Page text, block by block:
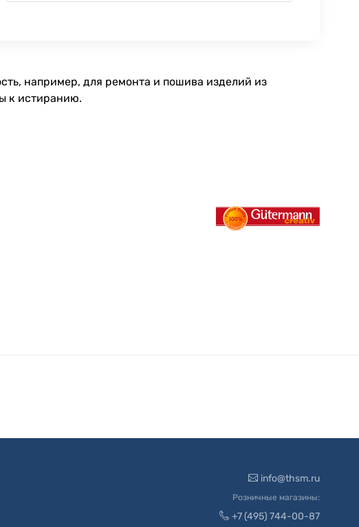
например, для ремонта и пошива изделий из
к истиранию.
info@thsm.ru
Розничные магазины:
+7 (495) 744-00-87